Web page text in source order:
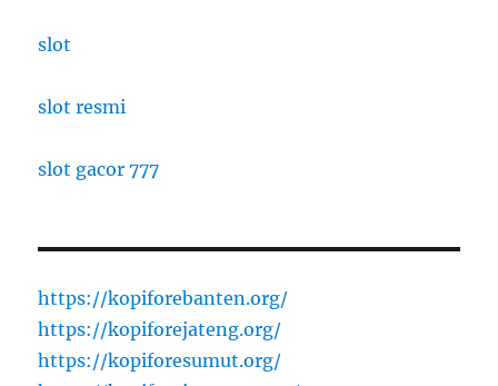
slot
slot resmi
slot gacor 777
https://kopiforebanten.org/
https://kopiforejateng.org/
https://kopiforesumut.org/